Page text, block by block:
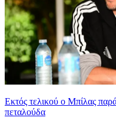
Εκτός τελικού ο Μπίλας
πεταλούδα